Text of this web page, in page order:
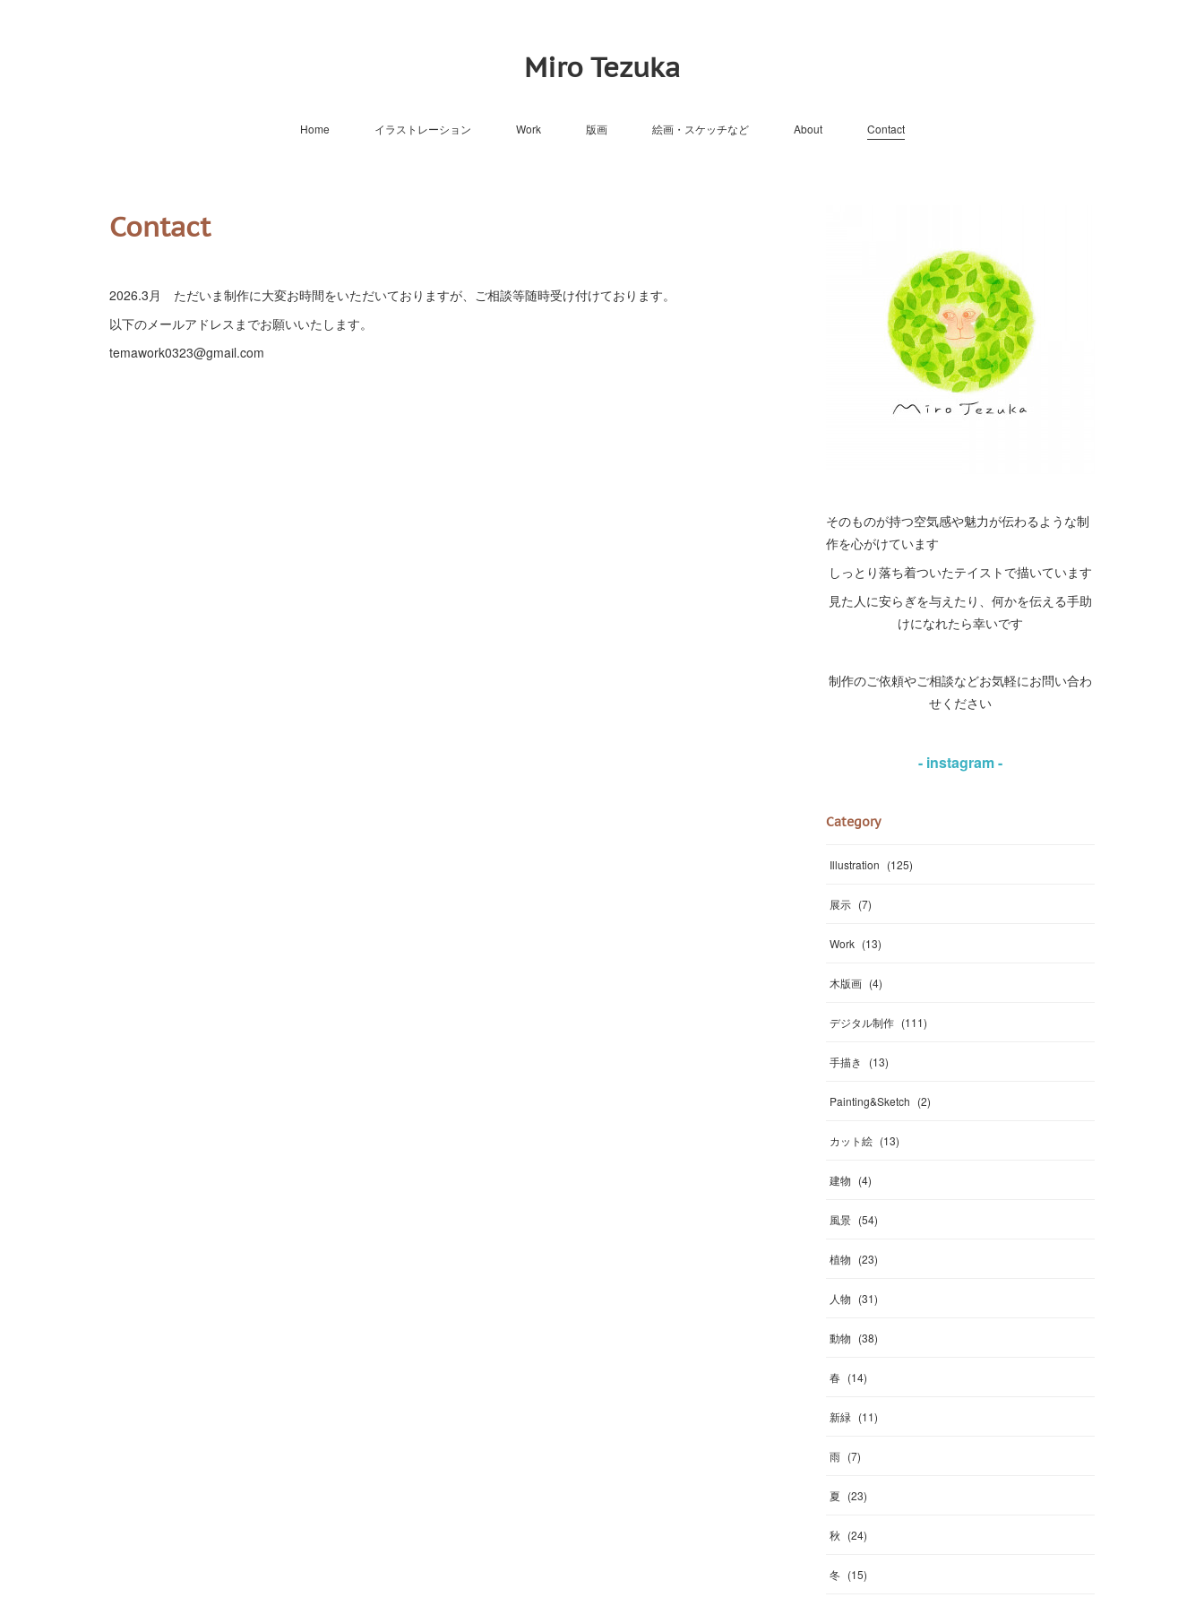
Miro Tezuka
Home イラストレーション Work 版画 絵画・スケッチなど About Contact
Contact
2026.3月 ただいま制作に大変お時間をいただいておりますが、ご相談等随時受け付けております。
以下のメールアドレスまでお願いいたします。
temawork0323@gmail.com
そのものが持つ空気感や魅力が伝わるような制
作を心がけています
しっとり落ち着ついたテイストで描いています
見た人に安らぎを与えたり、何かを伝える手助
けになれたら幸いです
制作のご依頼やご相談などお気軽にお問い合わ
せください
- instagram -
Category
Illustration (125)
展示 (7)
Work (13)
木版画 (4)
デジタル制作 (111)
手描き (13)
Painting&Sketch (2)
カット絵 (13)
建物 (4)
風景 (54)
植物 (23)
人物 (31)
動物 (38)
春 (14)
新緑 (11)
雨 (7)
夏 (23)
秋 (24)
冬 (15)